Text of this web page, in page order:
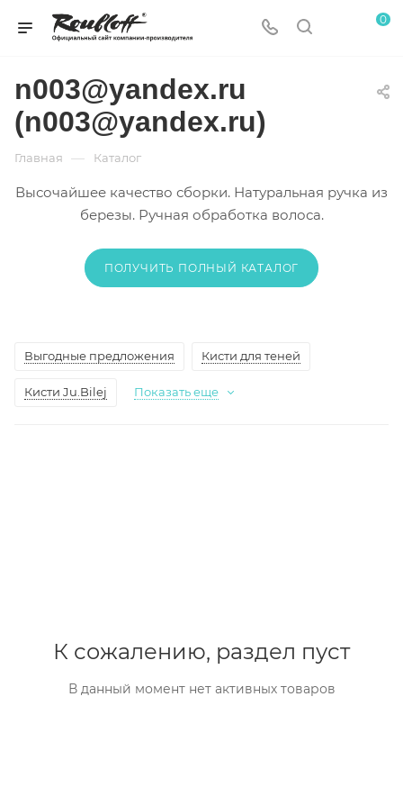
0
n003@yandex.ru
(n003@yandex.ru)
Главная — Каталог
Высочайшее качество сборки. Натуральная ручка из
березы. Ручная обработка волоса.
ПОЛУЧИТЬ ПОЛНЫЙ КАТАЛОГ
Выгодные предложения Кисти для теней
Кисти Ju.Bilej Показать еще
К сожалению, раздел пуст
В данный момент нет активных товаров